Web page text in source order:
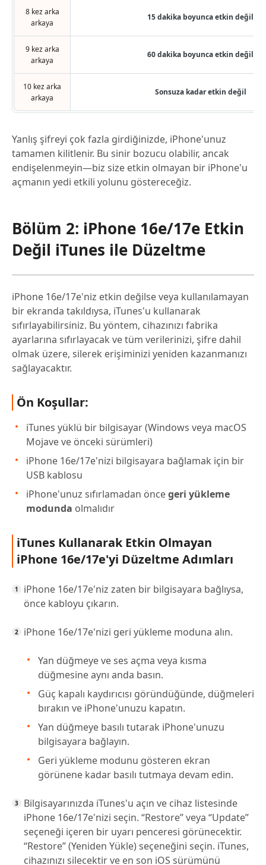
8 kez arka
arkaya
15 dakika boyunca etkin değil
9 kez arka
arkaya
60 dakika boyunca etkin değil
10 kez arka
arkaya
Sonsuza kadar etkin değil
Yanlış şifreyi çok fazla girdiğinizde, iPhone'unuz
tamamen kilitlenir. Bu sinir bozucu olabilir, ancak
endişelenmeyin—biz size etkin olmayan bir iPhone'u
açmanın yedi etkili yolunu göstereceğiz.
Bölüm 2: iPhone 16e/17e Etkin
Değil iTunes ile Düzeltme
iPhone 16e/17e'niz etkin değilse veya kullanılamayan
bir ekranda takıldıysa, iTunes'u kullanarak
sıfırlayabilirsiniz. Bu yöntem, cihazınızı fabrika
ayarlarına sıfırlayacak ve tüm verilerinizi, şifre dahil
olmak üzere, silerek erişiminizi yeniden kazanmanızı
sağlayacaktır.
Ön Koşullar:
iTunes yüklü bir bilgisayar (Windows veya macOS
Mojave ve önceki sürümleri)
iPhone 16e/17e'nizi bilgisayara bağlamak için bir
USB kablosu
iPhone'unuz sıfırlamadan öncegeri yükleme
modunda olmalıdır
iTunes Kullanarak Etkin Olmayan
iPhone 16e/17e'yi Düzeltme Adımları
iPhone 16e/17e'niz zaten bir bilgisayara bağlıysa,
önce kabloyu çıkarın.
iPhone 16e/17e'nizi geri yükleme moduna alın.
Yan düğmeye ve ses açma veya kısma
düğmesine aynı anda basın.
Güç kapalı kaydırıcısı göründüğünde, düğmeleri
bırakın ve iPhone'unuzu kapatın.
Yan düğmeye basılı tutarak iPhone'unuzu
bilgisayara bağlayın.
Geri yükleme modunu gösteren ekran
görünene kadar basılı tutmaya devam edin.
Bilgisayarınızda iTunes'u açın ve cihaz listesinde
iPhone 16e/17e'nizi seçin. “Restore” veya “Update”
seçeneği içeren bir uyarı penceresi görünecektir.
“Restore” (Yeniden Yükle) seçeneğini seçin. iTunes,
cihazınızı silecektir ve en son iOS sürümünü